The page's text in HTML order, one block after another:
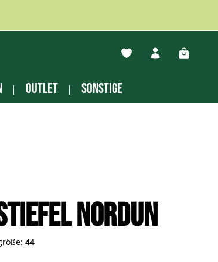
Du hast 0 Produkte
Outlet Sonstige
Nordun
44